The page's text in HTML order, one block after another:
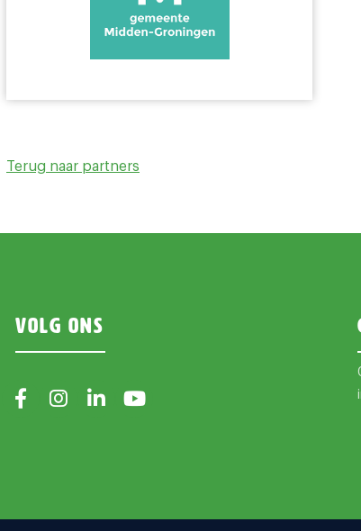
Terug naar partners
Volg ons